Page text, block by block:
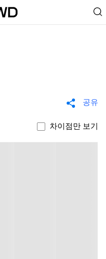
공유
차이점만 보기